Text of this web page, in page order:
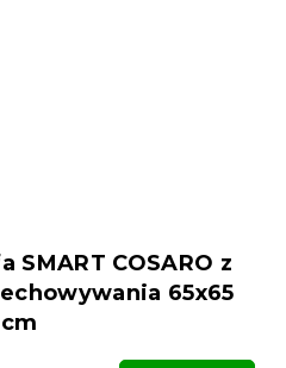
SMART COSARO z
65x65
cm